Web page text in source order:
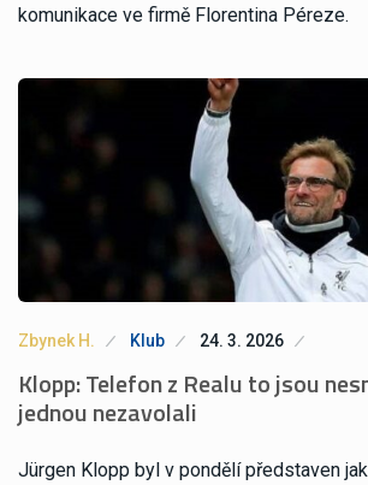
komunikace ve firmě Florentina Péreze.
Zbynek H. Klub 24. 3. 2026
Klopp: Telefon z Realu to jsou
jednou nezavolali
Jürgen Klopp byl v pondělí představen